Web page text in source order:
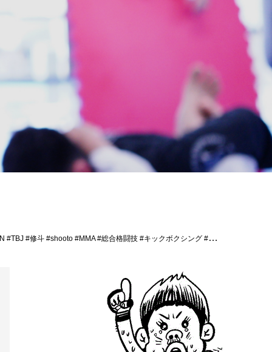
#総合格闘技 #キックボクシング #柔術 #jiujitsu #沖縄 #那覇 #国場 #コザ